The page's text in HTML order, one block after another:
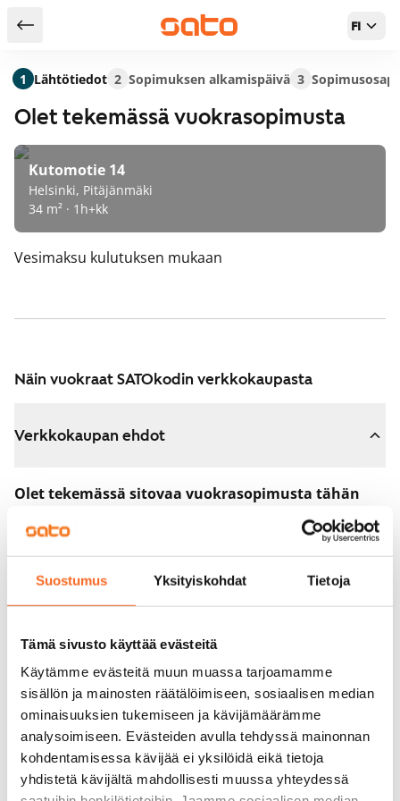
Suostumus Yksityiskohdat Tietoja
Tämä sivusto käyttää evästeitä
Käytämme evästeitä muun muassa tarjoamamme
sisällön ja mainosten räätälöimiseen, sosiaalisen median
ominaisuuksien tukemiseen ja kävijämäärämme
analysoimiseen. Evästeiden avulla tehdyssä mainonnan
kohdentamisessa kävijää ei yksilöidä eikä tietoja
yhdistetä kävijältä mahdollisesti muussa yhteydessä
Takaisin hakutuloksiin FI
Olet tekemässä vuokrasopimusta
Kutomotie 14
Helsinki, Pitäjänmäki
34 m² · 1h+kk
Vesimaksu kulutuksen mukaan
Näin vuokraat SATOkodin verkkokaupasta
Verkkokaupan ehdot
Olet tekemässä sitovaa vuokrasopimusta tähän
Sopimus astuu voimaan heti, kun maksat 300 euron
varausmaksun verkkokaupassa. Palautamme summan
sinulle kokonaisuudessaan vuokrasopimuksen
Voit peruuttaa sopimuksen vielä asuntonäytöllä, jos
koti ei vastaa odotuksiasi. Tällöin palautamme
varausmaksun sinulle kokonaisuudessaan, yleensä
seuraavana arkipäivänä.
Vakuus 0 euroa.
1 Lähtötiedot 2 Sopimuksen alkamispäivä 3